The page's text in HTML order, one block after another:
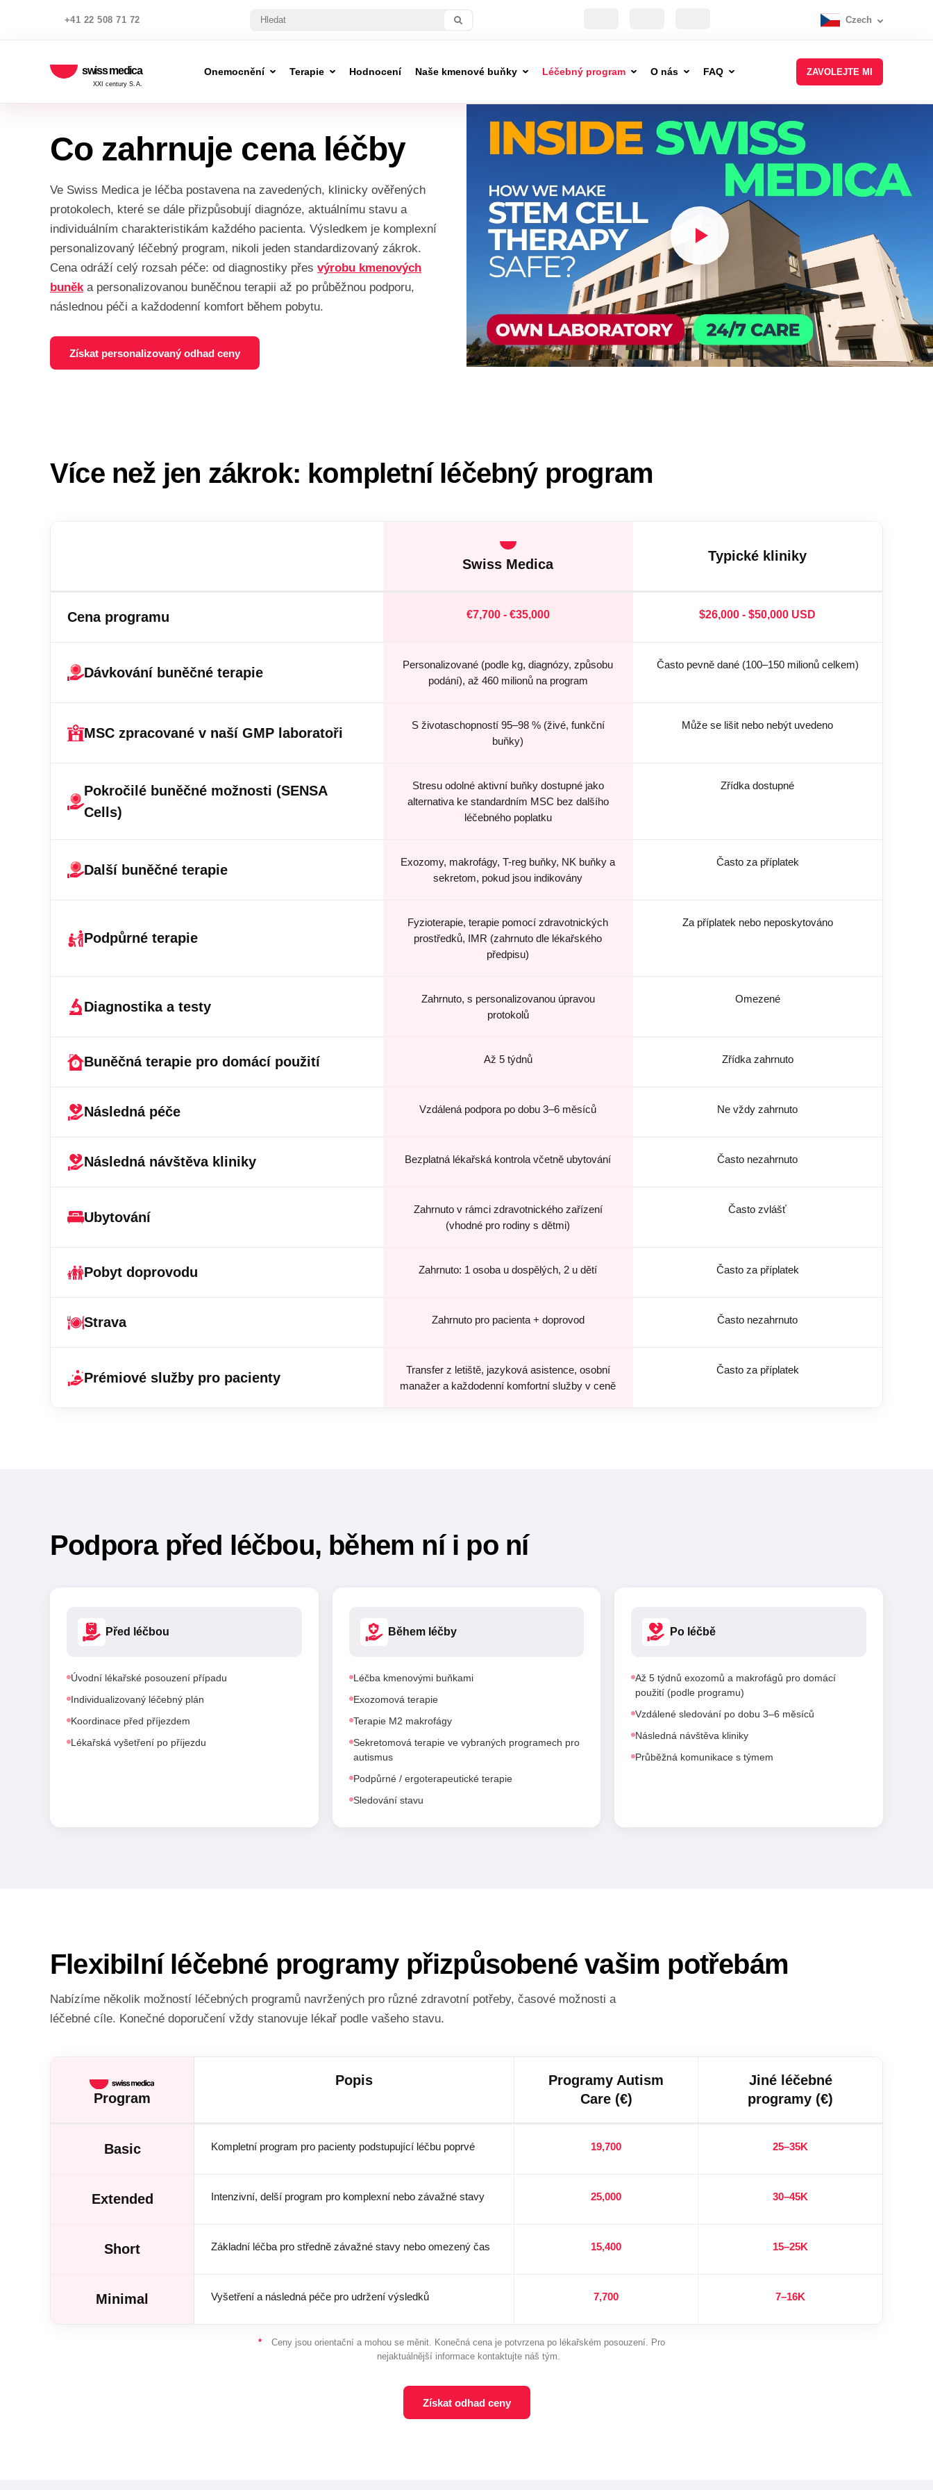
+41 22 508 71 72 Czech
swiss medica
XXI century S.A.
Onemocnění Terapie Hodnocení Naše kmenové buňky Léčebný program O nás FAQ ZAVOLEJTE MI
Co zahrnuje cena léčby
Ve Swiss Medica je léčba postavena na zavedených, klinicky ověřených
protokolech, které se dále přizpůsobují diagnóze, aktuálnímu stavu a
individuálním charakteristikám každého pacienta. Výsledkem je komplexní
personalizovaný léčebný program, nikoli jeden standardizovaný zákrok.
Cena odráží celý rozsah péče: od diagnostiky přes výrobu kmenových
buněka personalizovanou buněčnou terapii až po průběžnou podporu,
následnou péči a každodenní komfort během pobytu.
Získat personalizovaný odhad ceny
Více než jen zákrok: kompletní léčebný program
Swiss Medica
Typické kliniky
Cena programu €7,700 - €35,000 $26,000 - $50,000 USD
Dávkování buněčné terapie
Personalizované (podle kg, diagnózy, způsobu
podání), až 460 milionů na program
Často pevně dané (100–150 milionů celkem)
MSC zpracované v naší GMP laboratoři
S životaschopností 95–98 % (živé, funkční
buňky)
Může se lišit nebo nebýt uvedeno
Pokročilé buněčné možnosti (SENSA
Cells)
Stresu odolné aktivní buňky dostupné jako
alternativa ke standardním MSC bez dalšího
léčebného poplatku
Zřídka dostupné
Další buněčné terapie
Exozomy, makrofágy, T-reg buňky, NK buňky a
sekretom, pokud jsou indikovány
Často za příplatek
Podpůrné terapie
Fyzioterapie, terapie pomocí zdravotnických
prostředků, IMR (zahrnuto dle lékařského
předpisu)
Za příplatek nebo neposkytováno
Diagnostika a testy
Zahrnuto, s personalizovanou úpravou
protokolů
Omezené
Buněčná terapie pro domácí použití Až 5 týdnů Zřídka zahrnuto
Následná péče Vzdálená podpora po dobu 3–6 měsíců Ne vždy zahrnuto
Následná návštěva kliniky Bezplatná lékařská kontrola včetně ubytování Často nezahrnuto
Ubytování
Zahrnuto v rámci zdravotnického zařízení
(vhodné pro rodiny s dětmi)
Často zvlášť
Pobyt doprovodu Zahrnuto: 1 osoba u dospělých, 2 u dětí Často za příplatek
Strava Zahrnuto pro pacienta + doprovod Často nezahrnuto
Prémiové služby pro pacienty
Transfer z letiště, jazyková asistence, osobní
manažer a každodenní komfortní služby v ceně
Často za příplatek
Podpora před léčbou, během ní i po ní
Před léčbou
Úvodní lékařské posouzení případu
Individualizovaný léčebný plán
Koordinace před příjezdem
Lékařská vyšetření po příjezdu
Během léčby
Léčba kmenovými buňkami
Exozomová terapie
Terapie M2 makrofágy
Sekretomová terapie ve vybraných programech pro
autismus
Podpůrné / ergoterapeutické terapie
Sledování stavu
Po léčbě
Až 5 týdnů exozomů a makrofágů pro domácí
použití (podle programu)
Vzdálené sledování po dobu 3–6 měsíců
Následná návštěva kliniky
Průběžná komunikace s týmem
Flexibilní léčebné programy přizpůsobené vašim potřebám
Nabízíme několik možností léčebných programů navržených pro různé zdravotní potřeby, časové možnosti a
léčebné cíle. Konečné doporučení vždy stanovuje lékař podle vašeho stavu.
Program
Popis
Programy Autism
Care (€)
Jiné léčebné
programy (€)
Basic Kompletní program pro pacienty podstupující léčbu poprvé 19,700 25–35K
Extended Intenzivní, delší program pro komplexní nebo závažné stavy 25,000 30–45K
Short Základní léčba pro středně závažné stavy nebo omezený čas 15,400 15–25K
Minimal Vyšetření a následná péče pro udržení výsledků 7,700 7–16K
*
Ceny jsou orientační a mohou se měnit. Konečná cena je potvrzena po lékařském posouzení. Pro
nejaktuálnější informace kontaktujte náš tým.
Získat odhad ceny